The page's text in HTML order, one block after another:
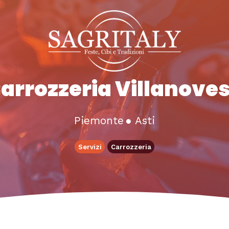
Piemonte ● Asti
Servizi Carrozzeria